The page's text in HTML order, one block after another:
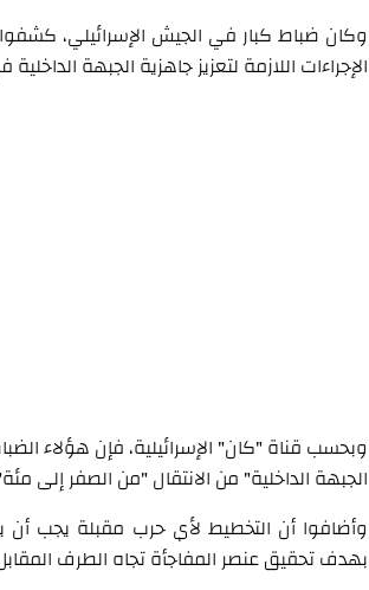
وكان ضباط كبار في الجيش الإسرائيلي،
الإجراءات اللازمة لتعزيز جاهزية الجبهة
وبحسب قناة "كان" الإسرائيلية، فإن هؤلاء
الجبهة الداخلية" من الانتقال "من الصفر
وأضافوا أن التخطيط لأي حرب مقبلة يجب أن
بهدف تحقيق عنصر المفاجأة تجاه الطرف